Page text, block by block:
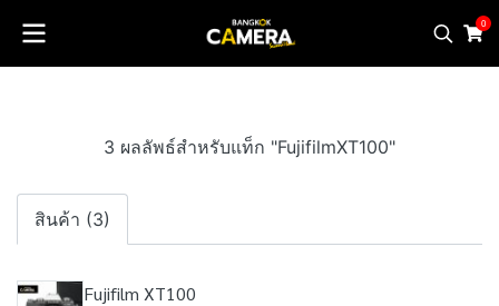
0
3 ผลลัพธ์สำหรับแท็ก "FujifilmXT100"
สินค้า (3)
Fujifilm XT100